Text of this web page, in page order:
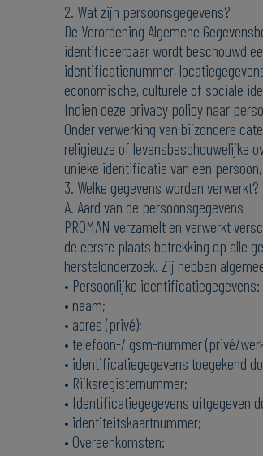
2. Wat zijn persoonsgegevens?
De Verordening Algemene
identificeerbaar wordt beschouwd
identificatienummer,
economische, culturele of sociale
Indien deze privacy policy naar
Onder verwerking van bijzondere
religieuze of levensbeschouwelijke
unieke identificatie van een
3. Welke gegevens worden verwerkt?
A. Aard van de persoonsgegevens
PROMAN verzamelt en verwerkt
de eerste plaats betrekking op alle
herstelonderzoek. Zij hebben
• Persoonlijke identificatiegegevens:
• naam;
• adres (privé);
• telefoon-/ gsm-nummer (privé/
• identificatiegegevens toegekend
• Rijksregisternummer;
• Identificatiegegevens uitgegeven
• identiteitskaartnummer;
• Overeenkomsten: